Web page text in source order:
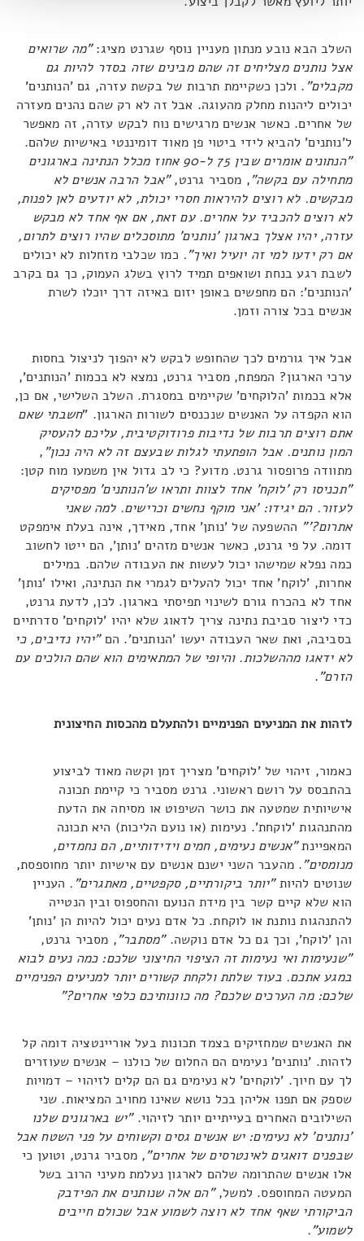
השלב הבא נובע מנתון מעניין נוסף שגרנט מציג:"מה שרואים
אצל נותנים מצליחים זה שהם מבינים שזה בסדר להיות גם
מקבלים". ולכן כשקיימת תרבות של בקשת עזרה, גם 'הנותנים'
יכולים ליהנות מחלק מהעוגה. אבל זה לא רק שהם נהנים מעזרה
של אחרים. כאשר אנשים מרגישים נוח לבקש עזרה, זה מאפשר
ל'נותנים' להביא לידי ביטוי פן מאוד דומיננטי באישיות שלהם.
"הנתונים אומרים שבין 75 ל-90 אחוז מכלל הנתינה בארגונים
מתחילה עם בקשה", מסביר גרנט,"אבל הרבה אנשים לא
מבקשים. לא רוצים להיראות חסרי יכולת, לא יודעים לאן לפנות,
לא רוצים להכביד על אחרים. עם זאת, אם אף אחד לא מבקש
עזרה, יהיו אצלך בארגון 'נותנים' מתוסכלים שהיו רוצים לתרום,
אם רק ידעו למי זה יועיל ואיך". כמו שכלבי מזחלות לא יכולים
לשבת רגע בנחת ושואפים תמיד לרוץ בשלג העמוק, כך גם בקרב
'הנותנים': הם מחפשים באופן יזום באיזה דרך יוכלו לשרת
אנשים בכל צורה וזמן.
אבל איך גורמים לכך שהחופש לבקש לא יהפוך לניצול בחסות
ערכי הארגון? המפתח, מסביר גרנט, נמצא לא בכמות 'הנותנים',
אלא בכמות 'הלוקחים' שקיימים במסגרת. השלב השלישי, אם כן,
הוא הקפדה על האנשים שנכנסים לשורות הארגון. "חשבתי שאם
אתם רוצים תרבות של נדיבות פרודוקטיבית, עליכם להעסיק
המון נותנים. אבל הופתעתי לגלות שבעצם זה לא היה נכון",
מתוודה פרופסור גרנט. מדוע? כי לב גדול אין משמעו מוח קטן:
"תכניסו רק 'לוקח' אחד לצוות ותראו ש'הנותנים' מפסיקים
לעזור. הם יגידו: 'אני מוקף נחשים וכרישים. למה שאני
אתרום?'" ההשפעה של 'נותן' אחד, מאידך, אינה בעלת אימפקט
דומה. על פי גרנט, כאשר אנשים מזהים 'נותן', הם ייטו לחשוב
כמה נפלא שמישהו יכול לעשות את העבודה שלהם. במילים
אחרות, 'לוקח' אחד יכול להעלים לגמרי את הנתינה, ואילו 'נותן'
אחד לא בהכרח גורם לשינוי תפיסתי בארגון. לכן, לדעת גרנט,
כדי ליצור סביבת נתינה צריך לדאוג שלא יהיו 'לוקחים' סדרתיים
בסביבה, ואת שאר העבודה יעשו 'הנותנים'. הם"יהיו נדיבים, כי
לא ידאגו מההשלכות. והיופי של המתאימים הוא שהם הולכים עם
הזרם".
לזהות את המניעים הפנימיים ולהתעלם מהכסות החיצונית
כאמור, זיהוי של 'לוקחים' מצריך זמן וקשה מאוד לביצוע
בהתבסס על רושם ראשוני. גרנט מסביר כי קיימת תכונה
אישיותית שמטעה את כושר השיפוט או מסיחה את הדעת
מהתנהגות 'לוקחת'. נעימות (או נועם הליכות) היא תכונה
המאפיינת"אנשים נעימים, חמים וידידותיים, הם נחמדים,
מנומסים". מהעבר השני ישנם אנשים עם אישיות יותר מחוספסת,
שנוטים להיות"יותר ביקורתיים, סקפטיים, מאתגרים". העניין
הוא שלא קיים קשר בין מידת הנועם והחספוס ובין הנטייה
להתנהגות נותנת או לוקחת. כל אדם נעים יכול להיות הן 'נותן'
והן 'לוקח', וכך גם כל אדם נוקשה."מסתבר", מסביר גרנט,
"שנעימות ואי נעימות זה הציפוי החיצוני שלכם: כמה נעים לבוא
במגע אתכם. בעוד שלתת ולקחת קשורים יותר למניעים הפנימיים
שלכם: מה הערכים שלכם? מה כוונותיכם כלפי אחרים?"
את האנשים שמחזיקים בצמד תכונות בעל אוריינטציה דומה קל
לזהות. 'נותנים' נעימים הם החלום של כולנו – אנשים שעוזרים
לך עם חיוך. 'לוקחים' לא נעימים גם הם קלים לזיהוי – דמויות
שספק אם תפנו אליהן בכל נושא שאינו מחויב המציאות. שני
השילובים האחרים בעייתיים יותר לזיהוי."יש בארגונים שלנו
'נותנים' לא נעימים: יש אנשים גסים וקשוחים על פני השטח אבל
שבפנים דואגים לאינטרסים של אחרים", מסביר גרנט, וטוען כי
אלו אנשים שהתרומה שלהם לארגון נעלמת מעיני הרוב בשל
המעטה המחוספס. למשל,"הם אלה שנותנים את הפידבק
הביקורתי שאף אחד לא רוצה לשמוע אבל שכולם חייבים
לשמוע".